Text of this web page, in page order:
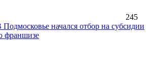
245
Подмосковье начался отбор на субсидии
франшизе